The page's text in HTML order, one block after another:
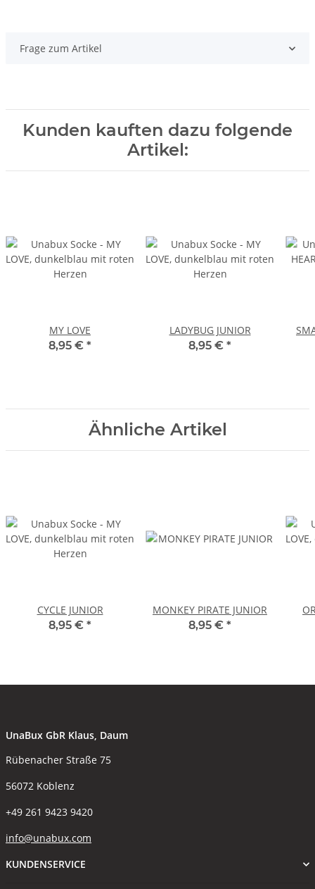
Frage zum Artikel
Kunden kauften dazu folgende
Artikel:
MY LOVE
8,95 € *
LADYBUG JUNIOR
8,95 € *
Ähnliche Artikel
CYCLE JUNIOR
8,95 € *
MONKEY PIRATE JUNIOR
8,95 € *
UnaBux GbR Klaus, Daum
Rübenacher Straße 75
56072 Koblenz
+49 261 9423 9420
info@unabux.com
KUNDENSERVICE